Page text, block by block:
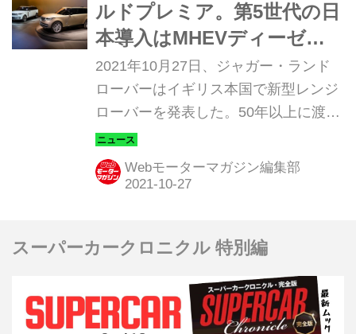
ルドプレミア。第5世代の日
本導入はMHEVディーゼル
とV8搭載モデルから
2021年10月27日、ジャガー・ランド
ローバーはイギリス本国で新型レンジ
ローバーを発表した。50年以上に渡っ
て常に、ラグジュアリーSUVセグメン
トをリードし続けてきたレンジローバ
ー。その根源となるのは開発者曰く
う。そして第5世代となる新型レンジ
ローバーもまた、それぞれに革新を遂
げている。まずはそのグローバル仕様
で全貌を検証するとともに、日本導入
Webモーターマガジン編集部
スーパーカークロニクル 特別編